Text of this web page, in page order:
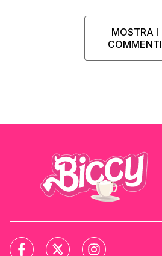
MOSTRA I
COMMENTI